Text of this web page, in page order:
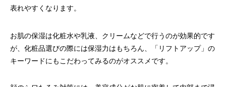
表れやすくなります。
お肌の保湿は化粧水や乳液、クリームなどで行うのが効果的です
が、化粧品選びの際には保湿力はもちろん、「リフトアップ」の
キーワードにもこだわってみるのがオススメです。